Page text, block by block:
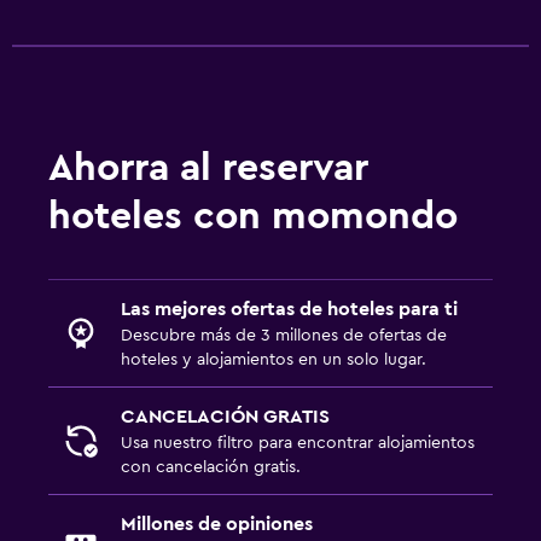
Bar en la piscina
Piscina al aire libre
Estacionamiento y transporte
Traslado al aeropuerto (con cargos)
Zona de trabajo
Ahorra al reservar
hoteles con momondo
Las mejores ofertas de hoteles para ti
Descubre más de 3 millones de ofertas de
hoteles y alojamientos en un solo lugar.
CANCELACIÓN GRATIS
Usa nuestro filtro para encontrar alojamientos
con cancelación gratis.
Millones de opiniones